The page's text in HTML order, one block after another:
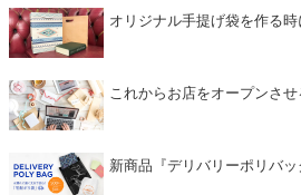
オリジナル手提げ袋を作る
これからお店をオープンさ
新商品『デリバリーポリバ